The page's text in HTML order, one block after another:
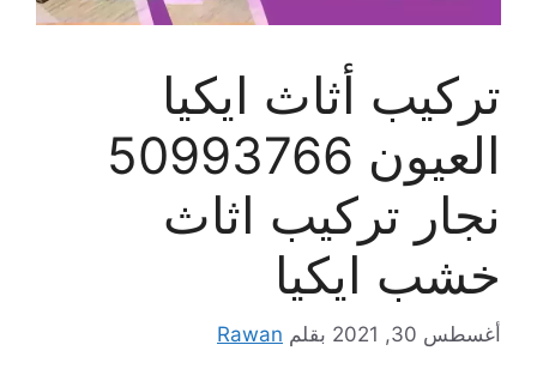
تركيب أثاث ايكيا
العيون 50993766
نجار تركيب اثاث
خشب ايكيا
أغسطس 30, 2021 بقلم Rawan